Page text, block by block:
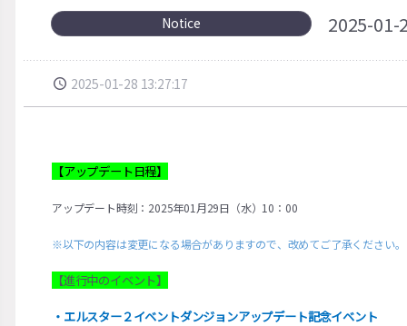
Notice 2025-01-
2025-01-28 13:27:17
【アップデート日程】
アップデート時刻：2025年01月29日（水）10：00
※以下の内容は変更になる場合がありますので、改めてご了承ください。
【進行中のイベント】
・エルスター２イベントダンジョンアップデート記念イベント